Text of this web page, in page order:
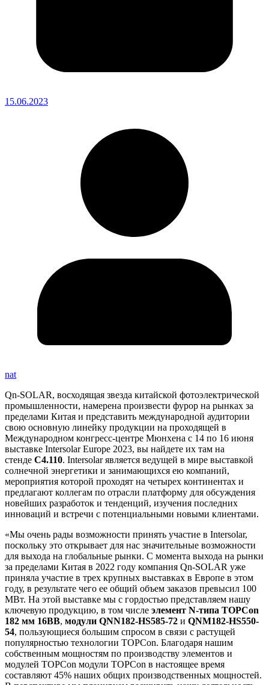
15.06.2023
nat
Qn-SOLAR, восходящая звезда китайской фотоэлектрической
промышленности, намерена произвести фурор на рынках за
пределами Китая и представить международной аудитории
свою основную линейку продукции на проходящей в
Международном конгресс-центре Мюнхена с 14 по 16 июня
выставке Intersolar Europe 2023, вы найдете их там на
стенде C4.110. Intersolar является ведущей в мире выставкой
солнечной энергетики и занимающихся ею компаний,
мероприятия которой проходят на четырех континентах и
предлагают коллегам по отрасли платформу для обсуждения
новейших разработок и тенденций, изучения последних
инноваций и встречи с потенциальными новыми клиентами.
«Мы очень рады возможности принять участие в Intersolar,
поскольку это открывает для нас значительные возможности
для выхода на глобальные рынки. С момента выхода на рынки
за пределами Китая в 2022 году компания Qn-SOLAR уже
приняла участие в трех крупных выставках в Европе в этом
году, в результате чего ее общий объем заказов превысил 100
МВт. На этой выставке мы с гордостью представляем нашу
ключевую продукцию, в том числе элемент N-типа TOPCon
182 мм 16BB, модули QNN182-HS585-72 и QNM182-HS550-
54, пользующиеся большим спросом в связи с растущей
популярностью технологии TOPCon. Благодаря нашим
собственным мощностям по производству элементов и
модулей TOPCon модули TOPCon в настоящее время
составляют 45% наших общих производственных мощностей.